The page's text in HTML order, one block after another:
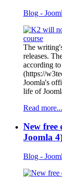
Blog -
The
releases.
according
(https://
Joomla's
life of
Read more...
New free
Joomla
Blog -